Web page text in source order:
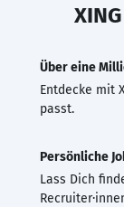
Über eine
Entdecke mit
passt.
Persönliche
Lass Dich